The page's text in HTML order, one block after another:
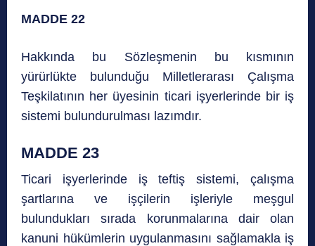
MADDE 22
Hakkında bu Sözleşmenin bu kısmının
yürürlükte bulunduğu Milletlerarası Çalışma
Teşkilatının her üyesinin ticari işyerlerinde bir iş
sistemi bulundurulması lazımdır.
MADDE 23
Ticari işyerlerinde iş teftiş sistemi, çalışma
şartlarına ve işçilerin işleriyle meşgul
bulundukları sırada korunmalarına dair olan
kanuni hükümlerin uygulanmasını sağlamakla iş